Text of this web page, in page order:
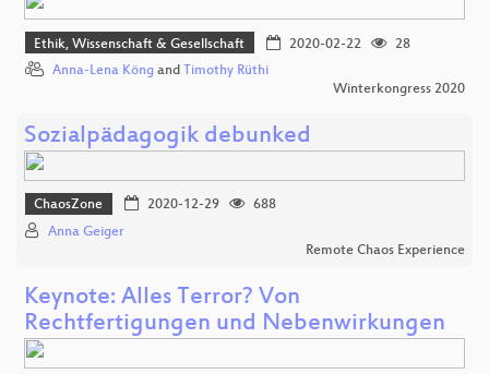
Ethik, Wissenschaft & Gesellschaft 2020-02-22
28
Anna-Lena Köng and Timothy Rüthi
Winterkongress 2020
Sozialpädagogik debunked
ChaosZone 2020-12-29
688
Anna Geiger
Remote Chaos Experience
Keynote: Alles Terror? Von
Rechtfertigungen und Nebenwirkungen